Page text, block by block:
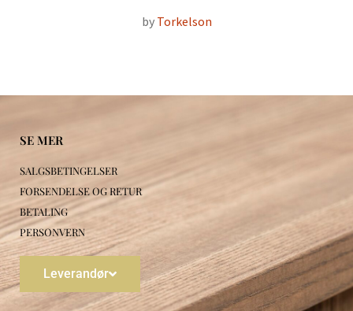
byTorkelson
SE MER
SALGSBETINGELSER
FORSENDELSE OG RETUR
BETALING
PERSONVERN
Leverandør